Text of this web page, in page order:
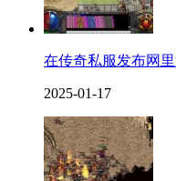
在传奇私服发布网
2025-01-17